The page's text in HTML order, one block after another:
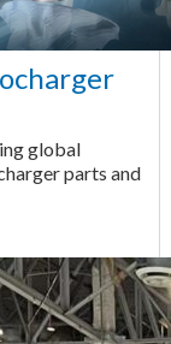
global
parts and